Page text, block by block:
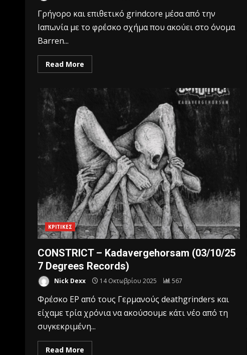
Γρήγορο και επιθετικό grindcore μέσα από την
Ιαπωνία με το φρέσκο σχήμα που ακούει στο όνομα
Barren...
Read More
ΚΡΙΤΙΚΕΣ
CONSTRICT – Kadavergehorsam (03/10/25
7 Degrees Records)
Nick Dexx 14 Οκτωβρίου 2025 567
Φρέσκο EP από τους Γερμανούς deathgrinders και
είχαμε τρία χρόνια να ακούσουμε κάτι νέο από τη
συγκεκριμένη...
Read More